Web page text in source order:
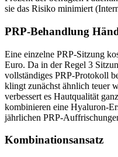
sie das Risiko minimiert
PRP-Behandlung
Eine einzelne PRP-Sitzung
Euro. Da in der Regel 3
vollständiges PRP-Protokoll
klingt zunächst ähnlich teuer
verbessert es Hautqualität
kombinieren eine Hyaluron-
jährlichen PRP-
Kombinationsansatz